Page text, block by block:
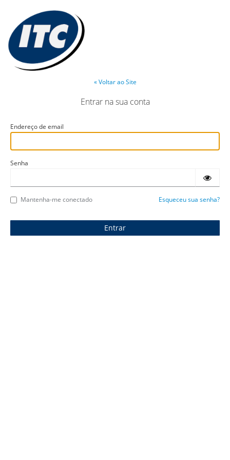
« Voltar ao Site
Entrar na sua conta
Endereço de email
Senha
Mantenha-me conectado Esqueceu sua senha?